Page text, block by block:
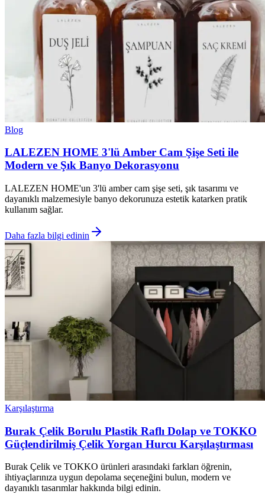
Blog
LALEZEN HOME 3'lü Amber Cam Şişe Seti ile
Modern ve Şık Banyo Dekorasyonu
LALEZEN HOME'un 3'lü amber cam şişe seti, şık tasarımı ve
dayanıklı malzemesiyle banyo dekorunuza estetik katarken pratik
kullanım sağlar.
Daha fazla bilgi edinin
Karşılaştırma
Burak Çelik Borulu Plastik Raflı Dolap ve TOKKO
Güçlendirilmiş Çelik Yorgan Hurcu Karşılaştırması
Burak Çelik ve TOKKO ürünleri arasındaki farkları öğrenin,
ihtiyaçlarınıza uygun depolama seçeneğini bulun, modern ve
dayanıklı tasarımlar hakkında bilgi edinin.